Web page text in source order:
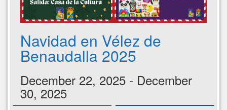
Navidad en Vélez de
Benaudalla 2025
December 22, 2025 - December
30, 2025